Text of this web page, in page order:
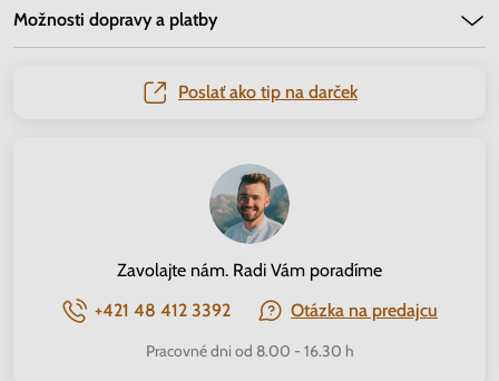
Možnosti dopravy a platby
Poslať ako tip na darček
Zavolajte nám. Radi Vám poradíme
+421 48 412 3392
Otázka na predajcu
Pracovné dni od 8.00 - 16.30 h